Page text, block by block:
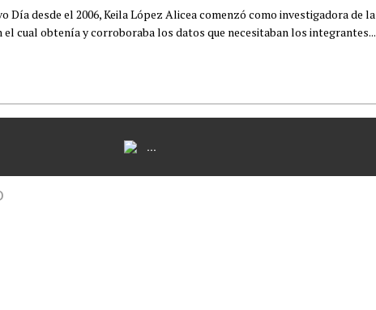
Día desde el 2006, Keila López Alicea comenzó como investigadora de la
cual obtenía y corroboraba los datos que necesitaban los integrantes...
...